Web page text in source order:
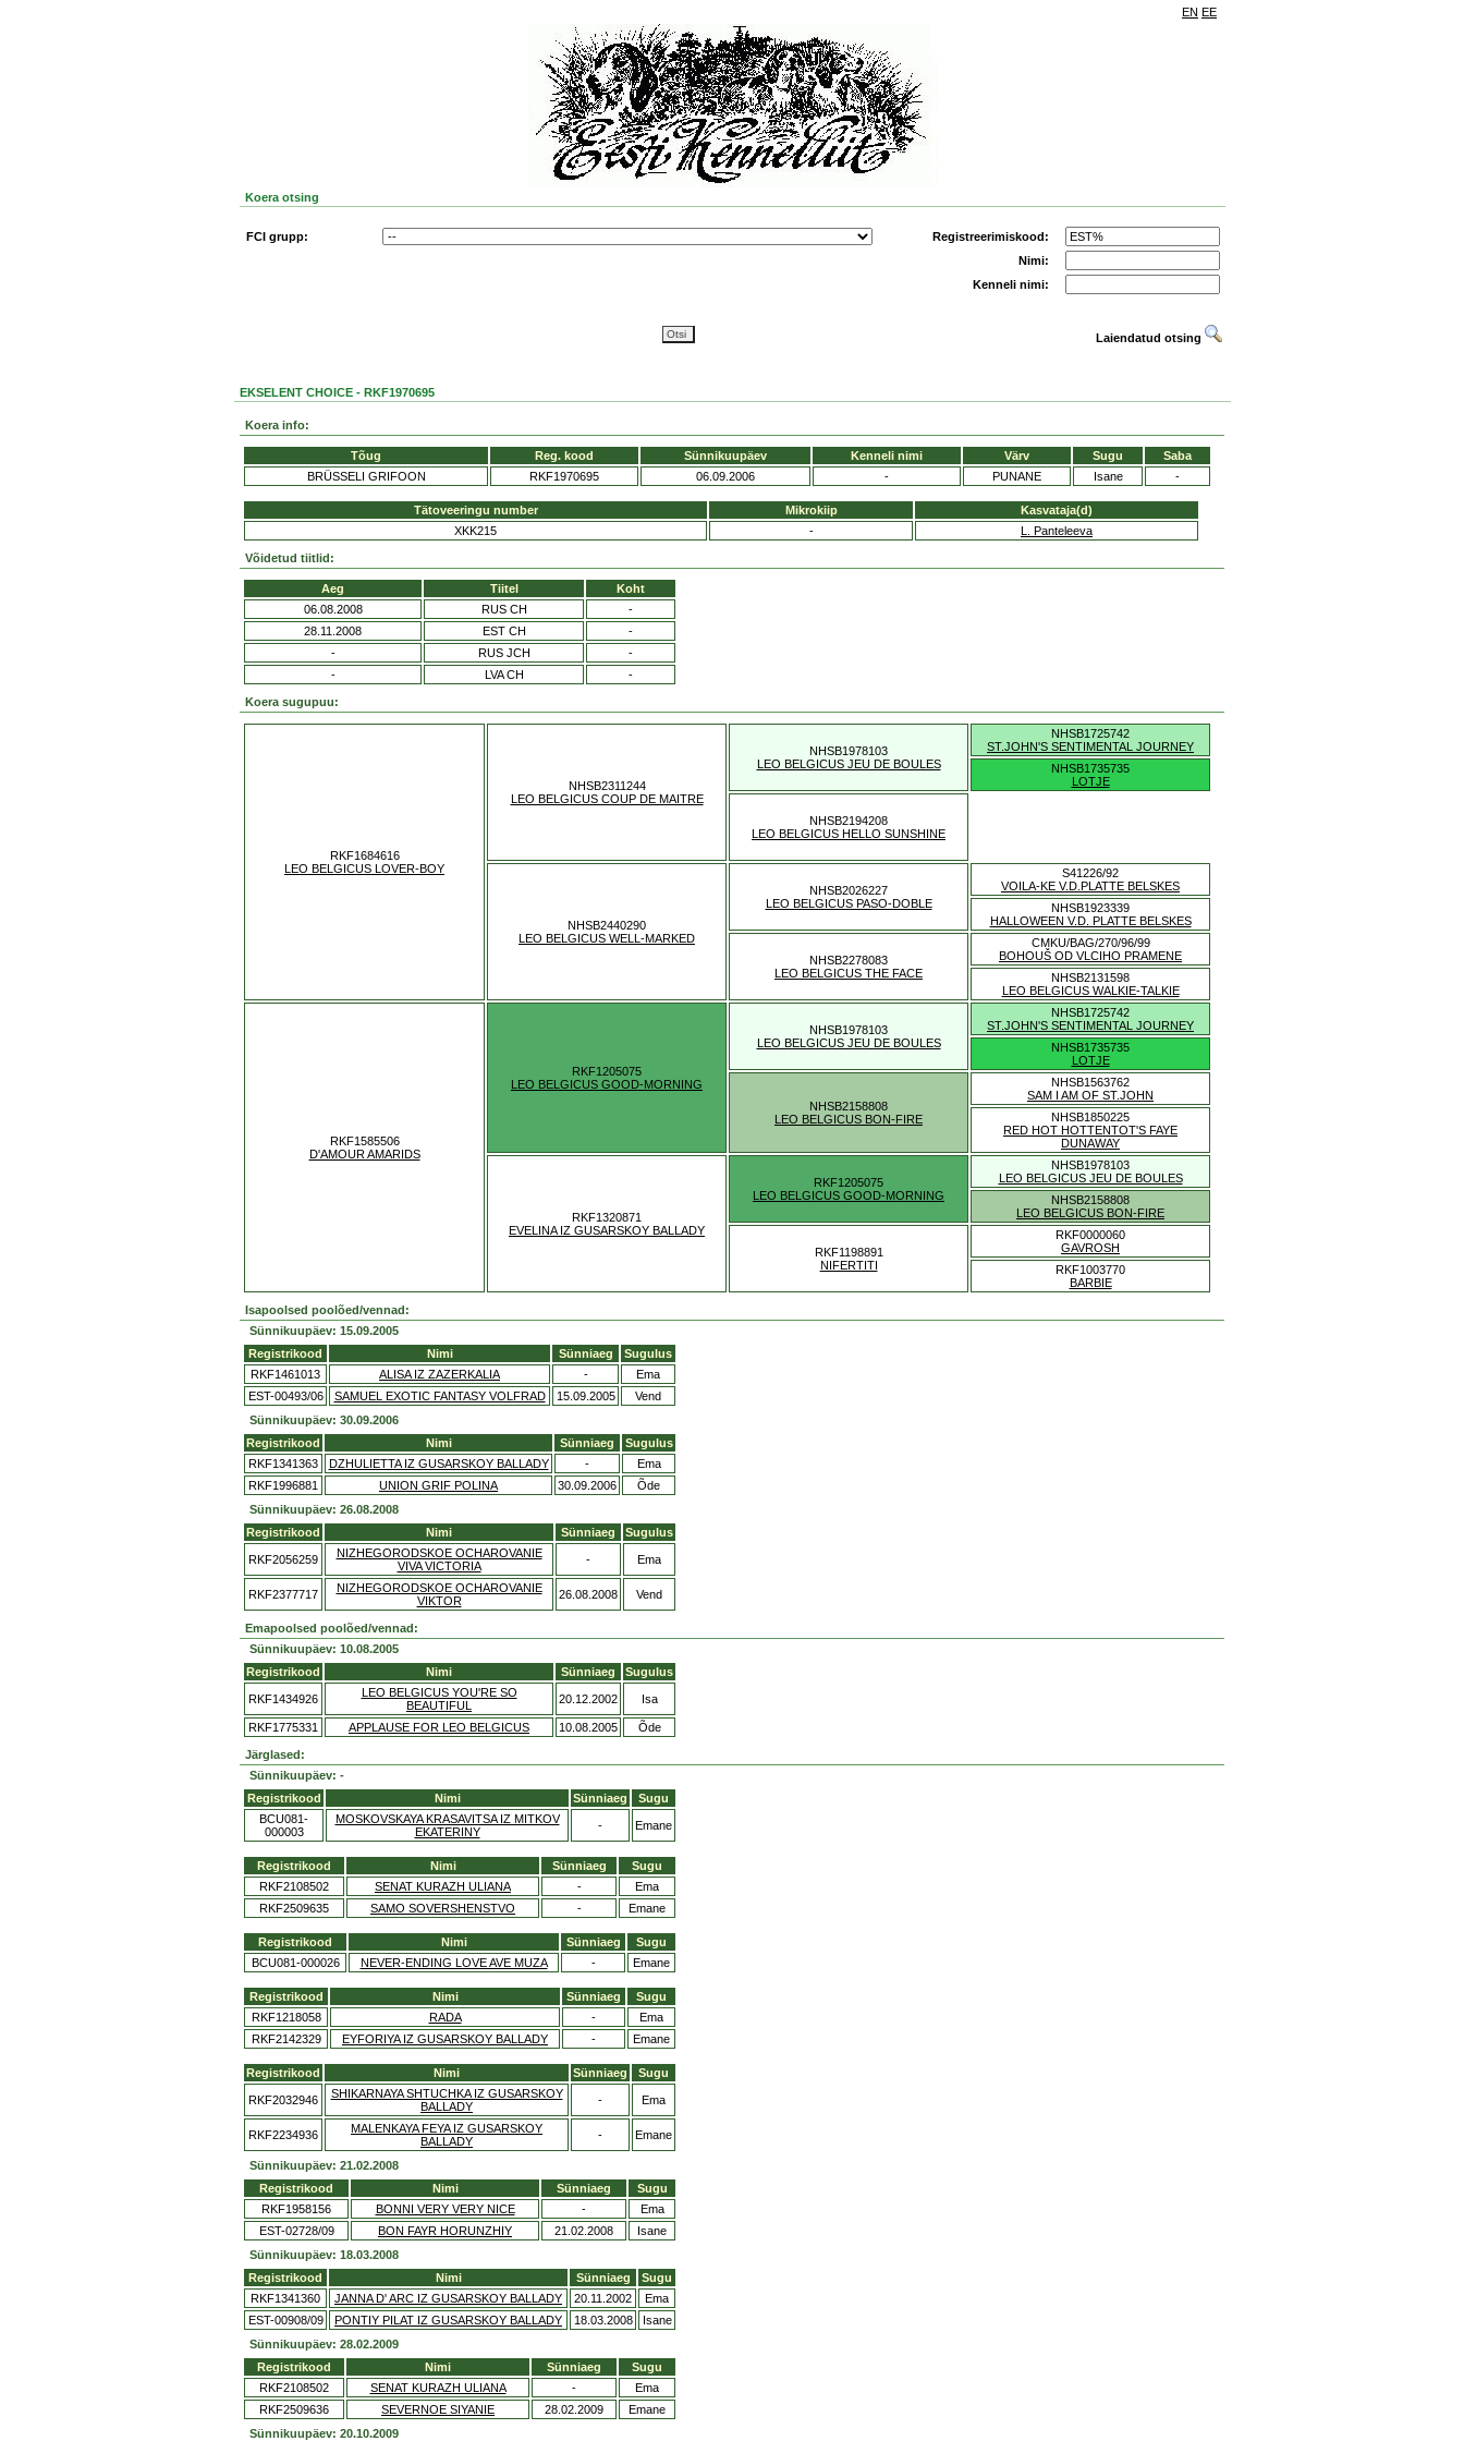
EN EE
Koera otsing
FCI grupp:
Registreerimiskood:
Nimi:
Kenneli nimi:
Laiendatud otsing
EKSELENT CHOICE - RKF1970695
Koera info:
Tõug Reg. kood Sünnikuupäev Kenneli nimi Värv Sugu
Saba
BRÜSSELI GRIFOON
RKF1970695 06.09.2006 - PUNANE Isane -
Tätoveeringu number Mikrokiip
Kasvataja(d)
XKK215
- L. Panteleeva
Võidetud tiitlid:
Aeg Tiitel
Koht
06.08.2008
RUS CH
-
28.11.2008
EST CH
-
-
RUS JCH
-
-
LVA CH -
Koera sugupuu:
RKF1684616
LEO BELGICUS LOVER-BOY
NHSB2311244
LEO BELGICUS COUP DE MAITRE
NHSB1978103
LEO BELGICUS JEU DE BOULES
NHSB1725742
ST.JOHN'S SENTIMENTAL JOURNEY
NHSB1735735
LOTJE
NHSB2194208
LEO BELGICUS HELLO SUNSHINE
NHSB2440290
LEO BELGICUS WELL-MARKED
NHSB2026227
LEO BELGICUS PASO-DOBLE
S41226/92
VOILA-KE V.D.PLATTE BELSKES
NHSB1923339
HALLOWEEN V.D. PLATTE BELSKES
NHSB2278083
LEO BELGICUS THE FACE
CMKU/BAG/270/96/99
BOHOUŠ OD VLCIHO PRAMENE
NHSB2131598
LEO BELGICUS WALKIE-TALKIE
RKF1585506
D'AMOUR AMARIDS
RKF1205075
LEO BELGICUS GOOD-MORNING
NHSB1978103
LEO BELGICUS JEU DE BOULES
NHSB1725742
ST.JOHN'S SENTIMENTAL JOURNEY
NHSB1735735
LOTJE
NHSB2158808
LEO BELGICUS BON-FIRE
NHSB1563762
SAM I AM OF ST.JOHN
NHSB1850225
RED HOT HOTTENTOT'S FAYE
DUNAWAY
RKF1320871
EVELINA IZ GUSARSKOY BALLADY
RKF1205075
LEO BELGICUS GOOD-MORNING
NHSB1978103
LEO BELGICUS JEU DE BOULES
NHSB2158808
LEO BELGICUS BON-FIRE
RKF1198891
NIFERTITI
RKF0000060
GAVROSH
RKF1003770
BARBIE
Isapoolsed poolõed/vennad:
Sünnikuupäev: 15.09.2005
Registrikood
Nimi Sünniaeg
Sugulus
RKF1461013
ALISA IZ ZAZERKALIA -
Ema
EST-00493/06
SAMUEL EXOTIC FANTASY VOLFRAD 15.09.2005
Vend
Sünnikuupäev: 30.09.2006
Registrikood
Nimi Sünniaeg
Sugulus
RKF1341363
DZHULIETTA IZ GUSARSKOY BALLADY -
Ema
RKF1996881
UNION GRIF POLINA 30.09.2006
Õde
Sünnikuupäev: 26.08.2008
Registrikood
Nimi Sünniaeg Sugulus
RKF2056259
NIZHEGORODSKOE OCHAROVANIE
VIVA VICTORIA
- Ema
RKF2377717
NIZHEGORODSKOE OCHAROVANIE
VIKTOR
26.08.2008 Vend
Emapoolsed poolõed/vennad:
Sünnikuupäev: 10.08.2005
Registrikood
Nimi Sünniaeg Sugulus
RKF1434926
LEO BELGICUS YOU'RE SO
BEAUTIFUL
20.12.2002 Isa
RKF1775331 APPLAUSE FOR LEO BELGICUS 10.08.2005 Õde
Järglased:
Sünnikuupäev: -
Registrikood
Nimi Sünniaeg
Sugu
BCU081-
000003
MOSKOVSKAYA KRASAVITSA IZ MITKOV
EKATERINY
- Emane
Registrikood Nimi Sünniaeg
Sugu
RKF2108502
SENAT KURAZH ULIANA -
Ema
RKF2509635
SAMO SOVERSHENSTVO - Emane
Registrikood Nimi Sünniaeg
Sugu
BCU081-000026
NEVER-ENDING LOVE AVE MUZA - Emane
Registrikood Nimi Sünniaeg
Sugu
RKF1218058
RADA -
Ema
RKF2142329
EYFORIYA IZ GUSARSKOY BALLADY - Emane
Registrikood Nimi Sünniaeg Sugu
RKF2032946
SHIKARNAYA SHTUCHKA IZ GUSARSKOY
BALLADY
- Ema
RKF2234936
MALENKAYA FEYA IZ GUSARSKOY
BALLADY
- Emane
Sünnikuupäev: 21.02.2008
Registrikood
Nimi Sünniaeg
Sugu
RKF1958156
BONNI VERY VERY NICE -
Ema
EST-02728/09
BON FAYR HORUNZHIY 21.02.2008
Isane
Sünnikuupäev: 18.03.2008
Registrikood
Nimi Sünniaeg
Sugu
RKF1341360
JANNA D' ARC IZ GUSARSKOY BALLADY 20.11.2002
Ema
EST-00908/09
PONTIY PILAT IZ GUSARSKOY BALLADY 18.03.2008
Isane
Sünnikuupäev: 28.02.2009
Registrikood
Nimi Sünniaeg
Sugu
RKF2108502
SENAT KURAZH ULIANA -
Ema
RKF2509636
SEVERNOE SIYANIE 28.02.2009
Emane
Sünnikuupäev: 20.10.2009